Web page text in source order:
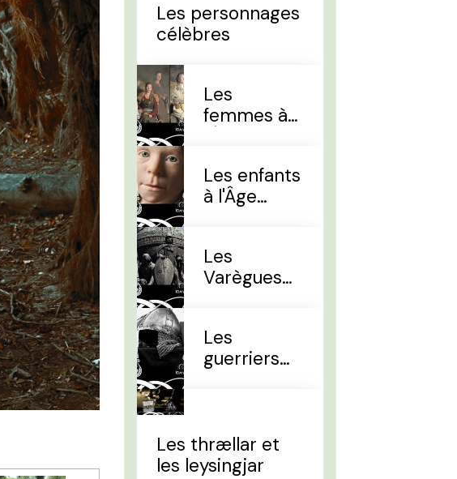
Les personnages
célèbres
Les
femmes à
Les enfants
à l'Âge
Les
Varègues
Les
guerriers
Les thrællar et
les leysingjar